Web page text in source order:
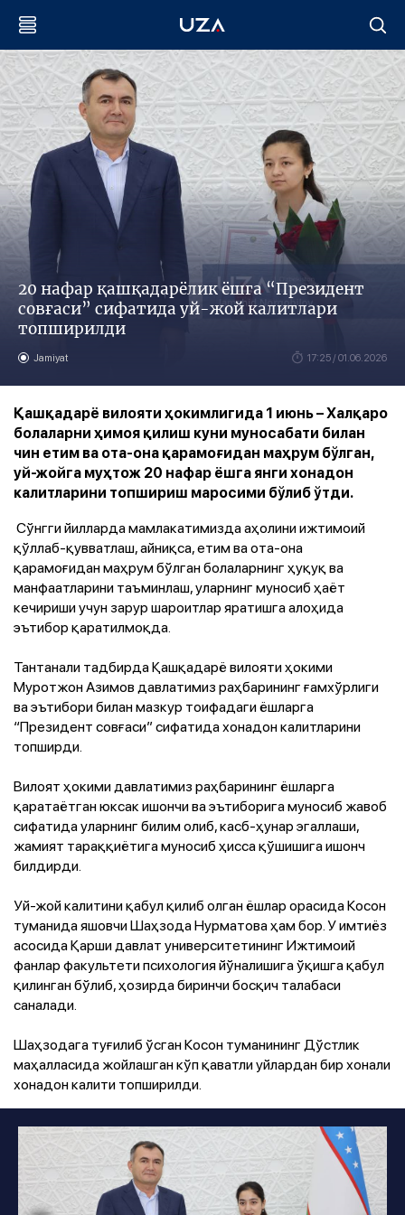
20 нафар қашқадарёлик ёшга “Президент
совғаси” сифатида уй-жой калитлари
топширилди
Jamiyat 17:25 / 01.06.2026
Қашқадарё вилояти ҳокимлигида 1 июнь – Халқаро
болаларни ҳимоя қилиш куни муносабати билан
чин етим ва ота-она қарамоғидан маҳрум бўлган,
уй-жойга муҳтож 20 нафар ёшга янги хонадон
калитларини топшириш маросими бўлиб ўтди.
Сўнгги йилларда мамлакатимизда аҳолини ижтимоий
қўллаб-қувватлаш, айниқса, етим ва ота-она
қарамоғидан маҳрум бўлган болаларнинг ҳуқуқ ва
манфаатларини таъминлаш, уларнинг муносиб ҳаёт
кечириши учун зарур шароитлар яратишга алоҳида
эътибор қаратилмоқда.
Тантанали тадбирда Қашқадарё вилояти ҳокими
Муротжон Азимов давлатимиз раҳбарининг ғамхўрлиги
ва эътибори билан мазкур тоифадаги ёшларга
“Президент совғаси” сифатида хонадон калитларини
топширди.
Вилоят ҳокими давлатимиз раҳбарининг ёшларга
қаратаётган юксак ишончи ва эътиборига муносиб жавоб
сифатида уларнинг билим олиб, касб-ҳунар эгаллаши,
жамият тараққиётига муносиб ҳисса қўшишига ишонч
билдирди.
Уй-жой калитини қабул қилиб олган ёшлар орасида Косон
туманида яшовчи Шаҳзода Нурматова ҳам бор. У имтиёз
асосида Қарши давлат университетининг Ижтимоий
фанлар факультети психология йўналишига ўқишга қабул
қилинган бўлиб, ҳозирда биринчи босқич талабаси
саналади.
Шаҳзодага туғилиб ўсган Косон туманининг Дўстлик
маҳалласида жойлашган кўп қаватли уйлардан бир хонали
хонадон калити топширилди.